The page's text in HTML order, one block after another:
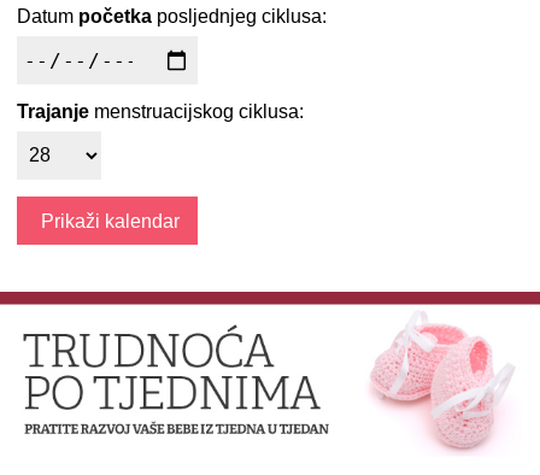
Datum početka posljednjeg ciklusa:
Trajanje menstruacijskog ciklusa: